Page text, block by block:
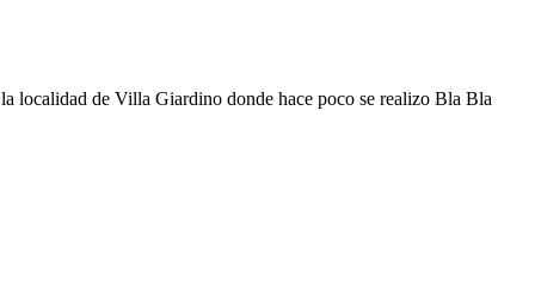
localidad de Villa Giardino donde hace poco se realizo Bla Bla